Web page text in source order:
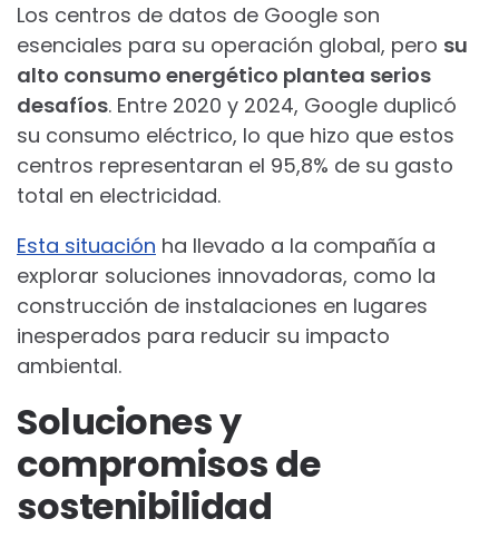
Los centros de datos de Google son
esenciales para su operación global, pero su
alto consumo energético plantea serios
desafíos. Entre 2020 y 2024, Google duplicó
su consumo eléctrico, lo que hizo que estos
centros representaran el 95,8% de su gasto
total en electricidad.
Esta situación ha llevado a la compañía a
explorar soluciones innovadoras, como la
construcción de instalaciones en lugares
inesperados para reducir su impacto
ambiental.
Soluciones y
compromisos de
sostenibilidad